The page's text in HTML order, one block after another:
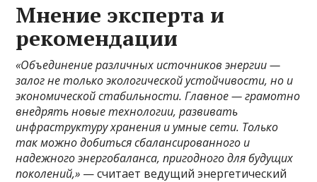
Мнение эксперта и
рекомендации
«Объединение различных источников энергии —
залог не только экологической устойчивости, но и
экономической стабильности. Главное — грамотно
внедрять новые технологии, развивать
инфраструктуру хранения и умные сети. Только
так можно добиться сбалансированного и
надежного энергобаланса, пригодного для будущих
поколений,» — считает ведущий энергетический